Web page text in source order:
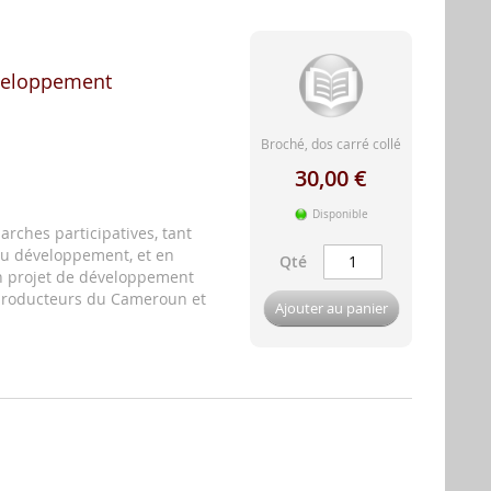
participatives, tant
développement, et en
projet de développement
du Cameroun et
Broché, dos carré collé
30,00 €
Disponible
Qté
Ajouter au panier